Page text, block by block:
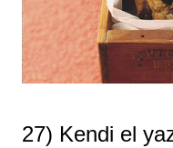
27) Kendi el